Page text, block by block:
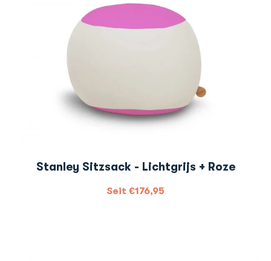
Stanley Sitzsack - Lichtgrijs + Roze
Seit €176,95